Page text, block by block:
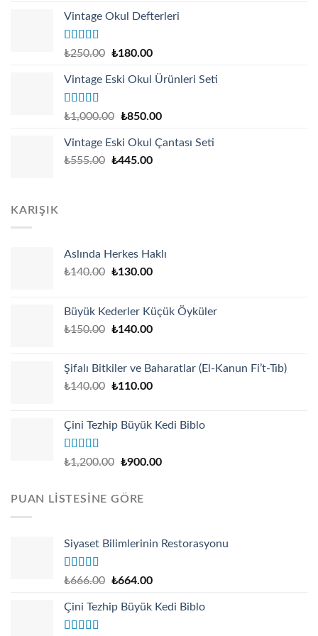
Vintage Okul Defterleri
Rated
of 5
₺250.00 Original
was:
₺180.00Current
is:
Vintage Eski Okul Ürünleri Seti
Rated
of 5
₺1,000.00 Original
was:
₺1,000.00.
₺850.00Current
is:
Vintage Eski Okul Çantası Seti
₺555.00 ₺445.00
KARIŞIK
Aslında Herkes Haklı
₺140.00 Original
₺140.00.
₺130.00Current
₺130.00.
Büyük Kederler Küçük Öyküler
₺150.00 Original
₺150.00.
₺140.00Current
₺140.00.
Şifalı Bitkiler ve Baharatlar (El-Kanun Fi’t-Tıb)
₺140.00 Original
₺140.00.
₺110.00Current
₺110.00.
Çini Tezhip Büyük Kedi Biblo
Rated5.00
₺1,200.00 ₺900.00
PUAN LISTESINE GÖRE
Siyaset Bilimlerinin Restorasyonu
Rated5.00
₺666.00 Original
was:
₺664.00Current
is:
Çini Tezhip Büyük Kedi Biblo